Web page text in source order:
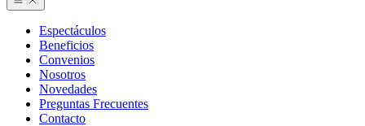
Espectáculos
Beneficios
Convenios
Nosotros
Novedades
Preguntas Frecuentes
Contacto